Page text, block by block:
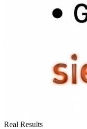
Real Results